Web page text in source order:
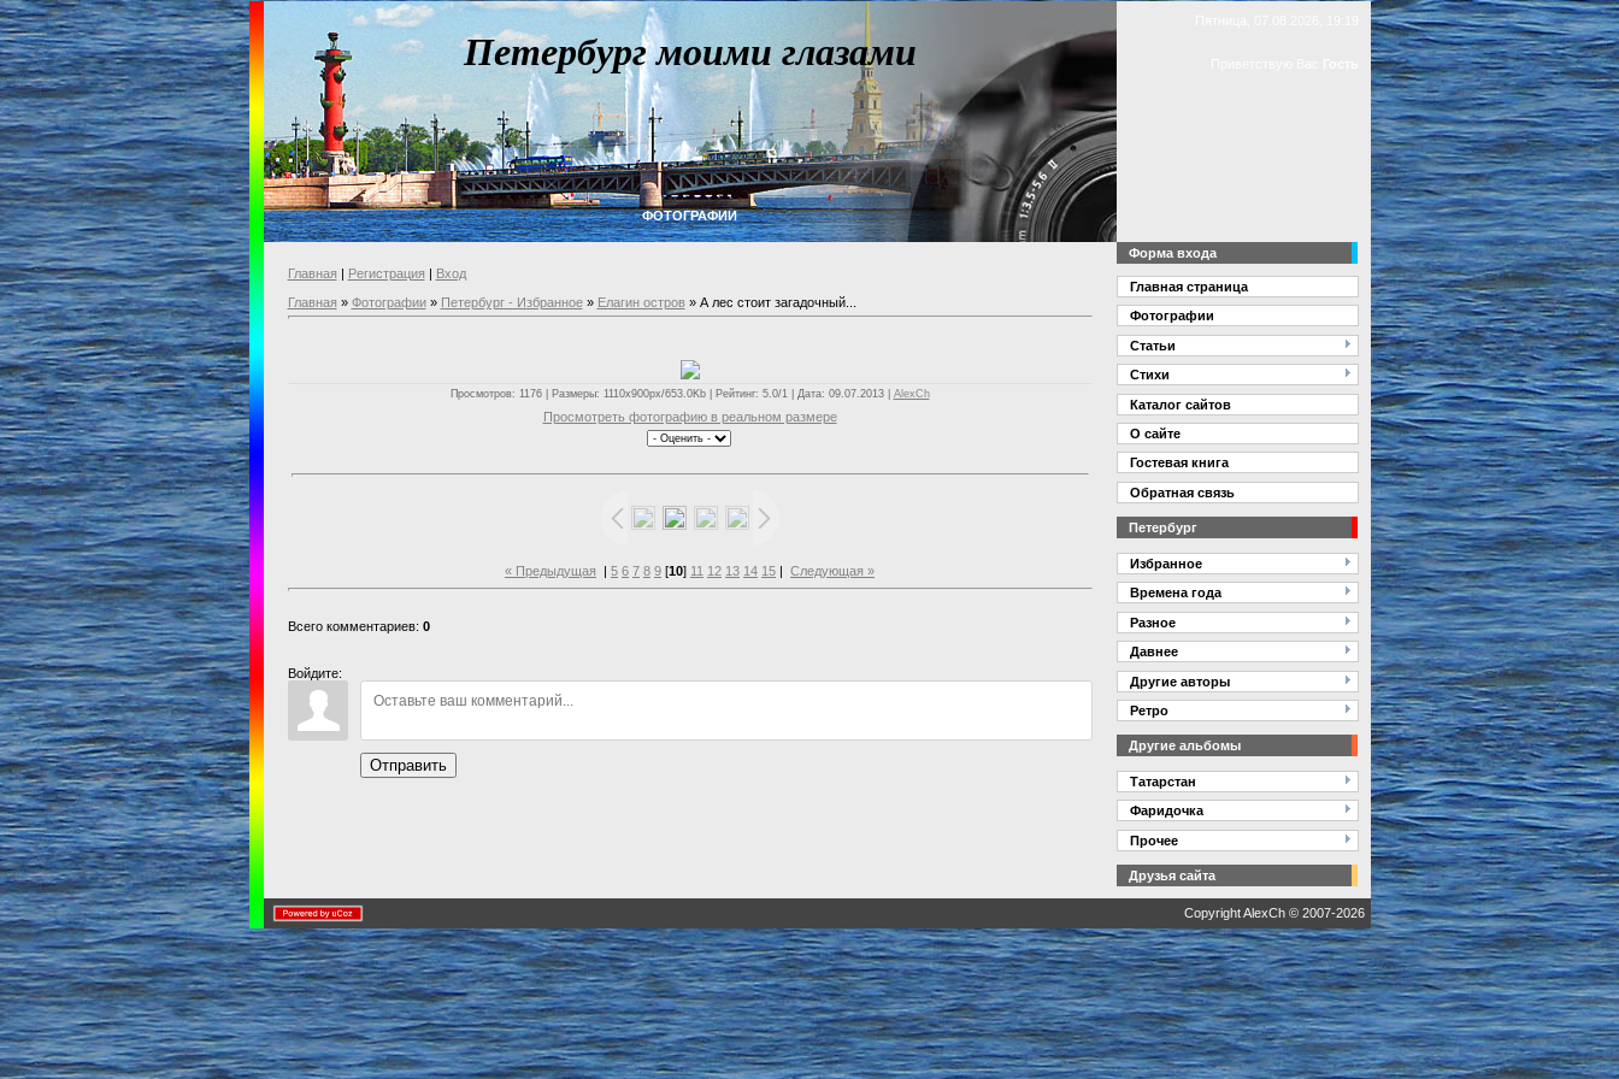
Петербург моими глазами
ФОТОГРАФИИ
Главная | Регистрация | Вход
Главная » Фотографии» Петербург - Избранное» Елагин остров» А лес стоит загадочный...
Просмотров: 1176 | Размеры: 1110x900px/653.0Kb | Рейтинг: 5.0/1 | Дата: 09.07.2013 | AlexCh
Просмотреть фотографию в реальном размере
« Предыдущая | 5 6 7 8 9 [10] 11 12 13 14 15 | Следующая »
Всего комментариев: 0
Войдите:
Отправить
Форма входа
Главная страница
Фотографии
Статьи
Стихи
Каталог сайтов
О сайте
Гостевая книга
Обратная связь
Петербург
Избранное
Времена года
Разное
Давнее
Другие авторы
Ретро
Другие альбомы
Татарстан
Фаридочка
Прочее
Друзья сайта
Copyright AlexCh © 2007-2026